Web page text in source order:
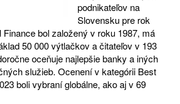
podnikateľov na
Slovensku pre rok
bol založený v roku 1987, má
50 000 výtlačkov a čitateľov v 193
oceňuje najlepšie banky a iných
služieb. Ocenení v kategórii Best
boli vybraní globálne, ako aj v 69